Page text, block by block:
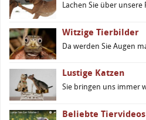
Lachen Sie über
Witzige Tierbilder
Da werden Sie Augen
Lustige Katzen
Sie bringen uns immer
Beliebte Tiervideos